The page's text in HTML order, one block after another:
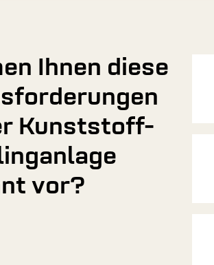
Ihnen diese
Kunststoff-
vor?